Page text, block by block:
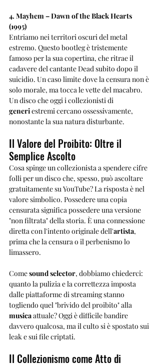
4. Mayhem – Dawn of the Black Hearts
(1995)
Entriamo nei territori oscuri del metal
estremo. Questo bootleg è tristemente
famoso per la sua copertina, che ritrae il
cadavere del cantante Dead subito dopo il
suicidio. Un caso limite dove la censura non è
solo morale, ma tocca le vette del macabro.
Un disco che oggi i collezionisti di
generi estremi cercano ossessivamente,
nonostante la sua natura disturbante.
Il Valore del Proibito: Oltre il
Semplice Ascolto
Cosa spinge un collezionista a spendere cifre
folli per un disco che, spesso, può ascoltare
gratuitamente su YouTube? La risposta è nel
valore simbolico. Possedere una copia
censurata significa possedere una versione
"non filtrata" della storia. È una connessione
diretta con l'intento originale dell'artista,
prima che la censura o il perbenismo lo
limassero.
Come sound selector, dobbiamo chiederci:
quanto la pulizia e la correttezza imposta
dalle piattaforme di streaming stanno
togliendo quel "brivido del proibito" alla
musica attuale? Oggi è difficile bandire
davvero qualcosa, ma il culto si è spostato sui
leak e sui file criptati.
Il Collezionismo come Atto di